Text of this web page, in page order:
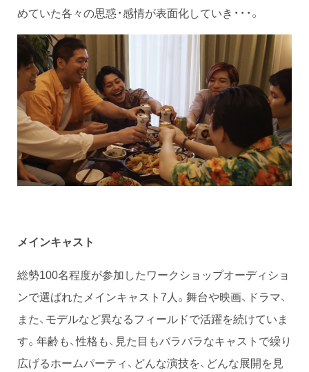
めていた各々の思惑・感情が表面化していき・・・。
メインキャスト
総勢100名程度が参加したワークショップオーディショ
ンで選ばれたメインキャスト7人。舞台や映画、ドラマ、
また、モデルなど異なるフィールドで活躍を続けていま
す。年齢も、性格も、見た目もバラバラなキャストで繰り
広げるホームパーティ、どんな演技を、どんな展開を見